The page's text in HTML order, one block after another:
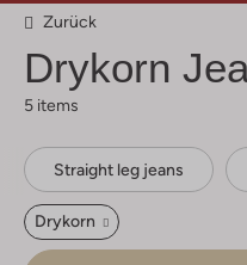
Zurück
Drykorn
5 items
Straight leg jeans
Drykorn